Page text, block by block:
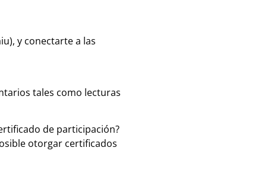
y conectarte a las
tales como lecturas
de participación?
otorgar certificados